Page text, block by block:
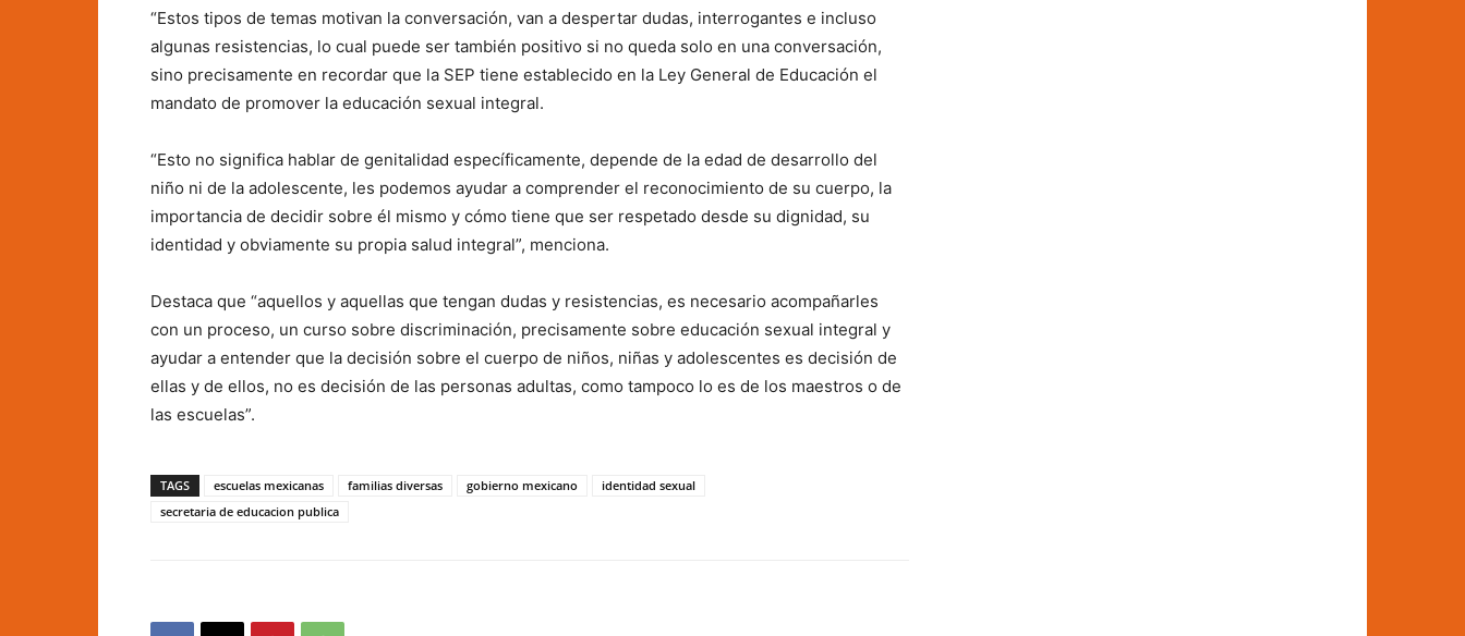
“Estos tipos de temas motivan la conversación, van a despertar dudas, interrogantes e incluso
algunas resistencias, lo cual puede ser también positivo si no queda solo en una conversación,
sino precisamente en recordar que la SEP tiene establecido en la Ley General de Educación el
mandato de promover la educación sexual integral.
“Esto no significa hablar de genitalidad específicamente, depende de la edad de desarrollo del
niño ni de la adolescente, les podemos ayudar a comprender el reconocimiento de su cuerpo, la
importancia de decidir sobre él mismo y cómo tiene que ser respetado desde su dignidad, su
identidad y obviamente su propia salud integral”, menciona.
Destaca que “aquellos y aquellas que tengan dudas y resistencias, es necesario acompañarles
con un proceso, un curso sobre discriminación, precisamente sobre educación sexual integral y
ayudar a entender que la decisión sobre el cuerpo de niños, niñas y adolescentes es decisión de
ellas y de ellos, no es decisión de las personas adultas, como tampoco lo es de los maestros o de
las escuelas”.
TAGS escuelas mexicanas familias diversas gobierno mexicano
identidad sexual
secretaria de educacion publica